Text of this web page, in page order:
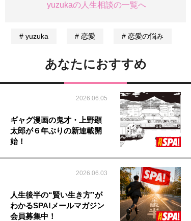
yuzukaの人生相談の一覧へ
yuzuka 恋愛 恋愛の悩み
あなたにおすすめ
2026.06.05
ギャグ漫画の鬼才・上野顕
太郎が６年ぶりの新連載開
始！
2026.06.03
人生後半の“賢い生き方”が
わかるSPA!メールマガジン
会員募集中！